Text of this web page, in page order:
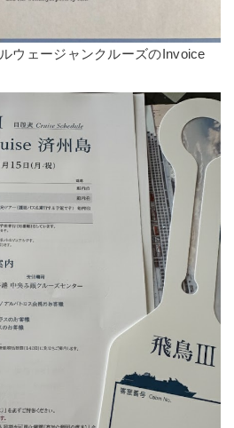
ウェージャンクルーズのInvoice